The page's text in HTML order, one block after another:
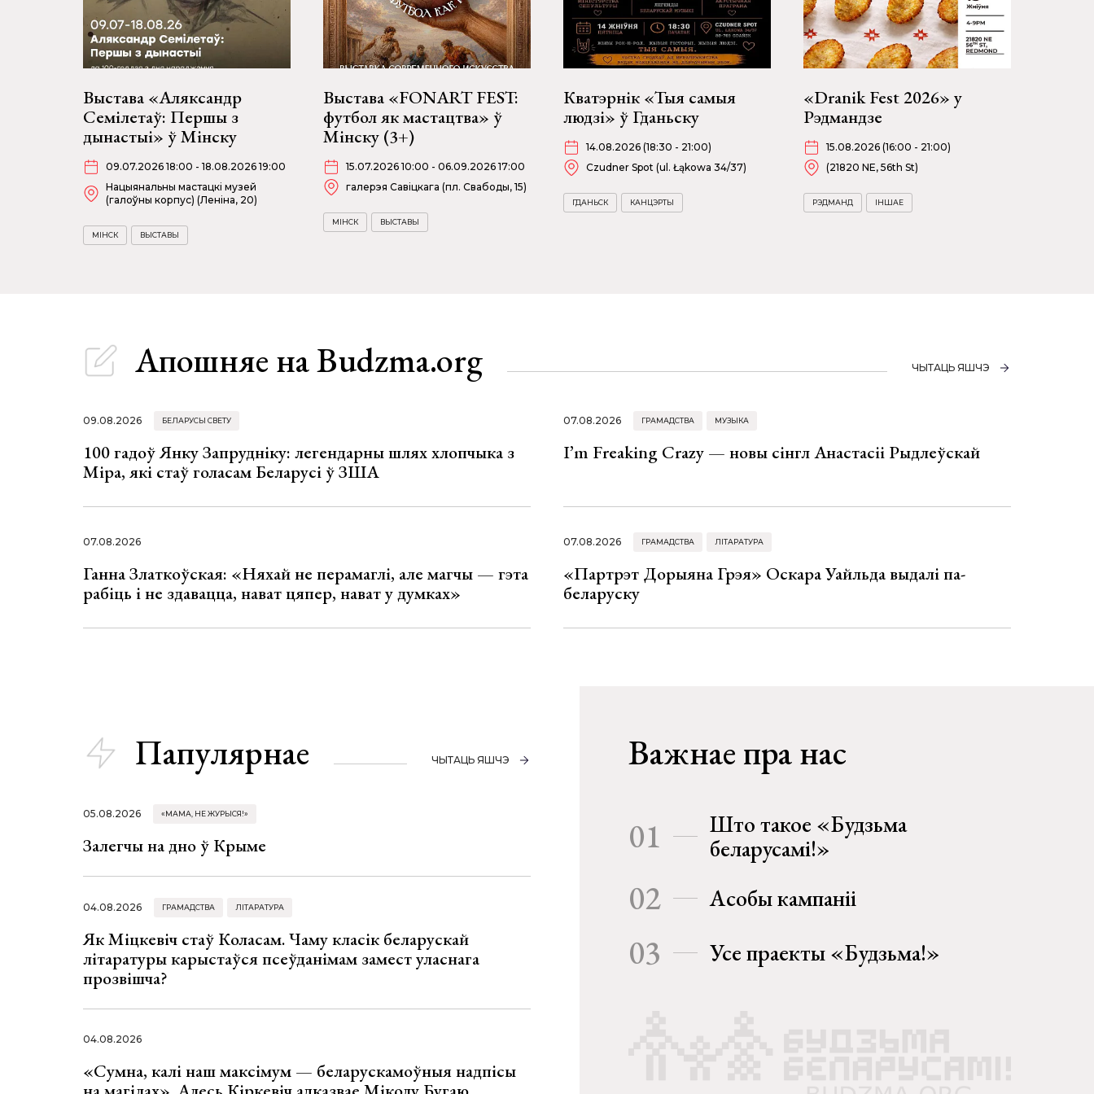
Выстава «Аляксандр
Семілетаў: Першы з
дынастыі» ў Мінску
09.07.2026 18:00 - 18.08.2026 19:00
Нацыянальны мастацкі музей
(галоўны корпус) (Леніна, 20)
МІНСК ВЫСТАВЫ
Выстава «FONART FEST:
футбол як мастацтва» ў
Мінску (3+)
15.07.2026 10:00 - 06.09.2026 17:00
галерэя Савіцкага (пл. Свабоды, 15)
МІНСК ВЫСТАВЫ
Кватэрнік «Тыя самыя
людзі» ў Гданьску
14.08.2026 (18:30 - 21:00)
Czudner Spot (ul. Łąkowa 34/37)
ГДАНЬСК КАНЦЭРТЫ
«Dranik Fest 2026» у
Рэдмандзе
15.08.2026 (16:00 - 21:00)
(21820 NE, 56th St)
РЭДМАНД ІНШАЕ
Апошняе на Budzma.org ЧЫТАЦЬ ЯШЧЭ
09.08.2026 БЕЛАРУСЫ СВЕТУ
100 гадоў Янку Запрудніку: легендарны шлях хлопчыка з
Міра, які стаў голасам Беларусі ў ЗША
07.08.2026 ГРАМАДСТВА МУЗЫКА
I’m Freaking Crazy — новы сінгл Анастасіі Рыдлеўскай
07.08.2026
Ганна Златкоўская: «Няхай не перамаглі, але магчы — гэта
рабіць і не здавацца, нават цяпер, нават у думках»
07.08.2026 ГРАМАДСТВА ЛІТАРАТУРА
«Партрэт Дорыяна Грэя» Оскара Уайльда выдалі па-
беларуску
Папулярнае ЧЫТАЦЬ ЯШЧЭ
05.08.2026 «МАМА, НЕ ЖУРЫСЯ!»
Залегчы на дно ў Крыме
04.08.2026 ГРАМАДСТВА ЛІТАРАТУРА
Як Міцкевіч стаў Коласам. Чаму класік беларускай
літаратуры карыстаўся псеўданімам замест уласнага
прозвішча?
04.08.2026
«Сумна, калі наш максімум — беларускамоўныя надпісы
Важнае пра нас
01
Што такое «Будзьма
беларусамі!»
02 Асобы кампаніі
03 Усе праекты «Будзьма!»